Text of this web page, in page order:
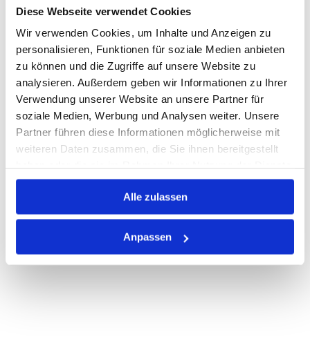
Diese Webseite verwendet Cookies
Wir verwenden Cookies, um Inhalte und Anzeigen zu
personalisieren, Funktionen für soziale Medien anbieten
zu können und die Zugriffe auf unsere Website zu
analysieren. Außerdem geben wir Informationen zu Ihrer
Verwendung unserer Website an unsere Partner für
soziale Medien, Werbung und Analysen weiter. Unsere
Partner führen diese Informationen möglicherweise mit
weiteren Daten zusammen, die Sie ihnen bereitgestellt
gesammelt haben.
Alle zulassen
Anpassen
STK Warenkorb
Auf Lager
Print
PRODUKTBESCHREIBUNG